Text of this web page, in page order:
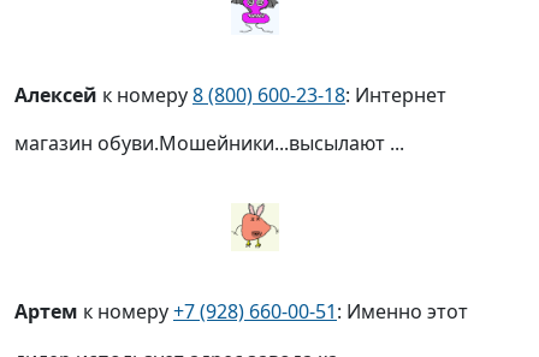
Алексей к номеру8 (800) 600-23-18: Интернет
магазин обуви.Мошейники...высылают ...
Артем к номеру+7 (928) 660-00-51: Именно этот